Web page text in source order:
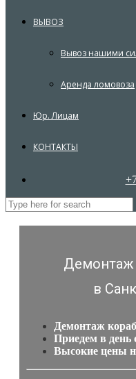
ВЫВОЗ
Вывоз нашими
Аренда ломовоза
Юр. Лицам
КОНТАКТЫ
Демонтаж
в
Демонтаж
Приедем в день
Высокие цены